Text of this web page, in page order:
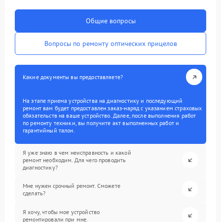
Общие вопросы
Вопросы по ремонту оптических прицелов
Какие документы вы предоставляете?
На этапе приема устройства на диагностику и последующий
ремонт вам будет предоставлен заказ-наряд с указанием страховых
обязательств на ваше устройство. Далее, после выполнения работ
по ремонту техники, вы получите акт выполненных работ и
гарантийный талон.
Я уже знаю в чем неисправность и какой
ремонт необходим. Для чего проводить
диагностику?
Мне нужен срочный ремонт. Сможете
сделать?
Я хочу, чтобы мое устройство
ремонтировали при мне.